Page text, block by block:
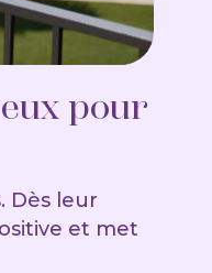
pour
Dès leur
et met